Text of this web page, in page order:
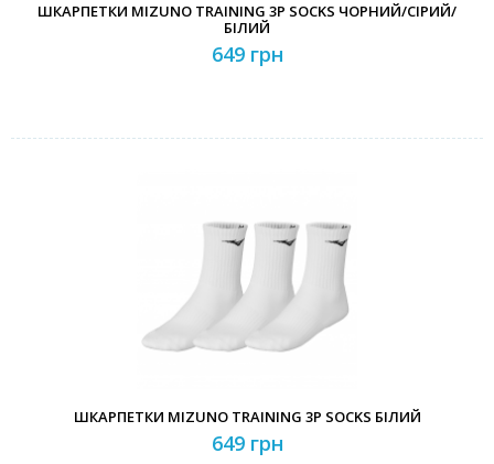
ШКАРПЕТКИ MIZUNO TRAINING 3P SOCKS ЧОРНИЙ/СІРИЙ/
БІЛИЙ
649 грн
ШКАРПЕТКИ MIZUNO TRAINING 3P SOCKS БІЛИЙ
649 грн